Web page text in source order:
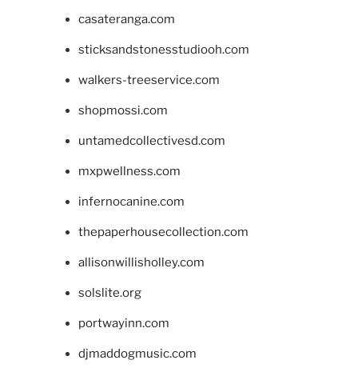
casateranga.com
sticksandstonesstudiooh.com
walkers-treeservice.com
shopmossi.com
untamedcollectivesd.com
mxpwellness.com
infernocanine.com
thepaperhousecollection.com
allisonwillisholley.com
solslite.org
portwayinn.com
djmaddogmusic.com